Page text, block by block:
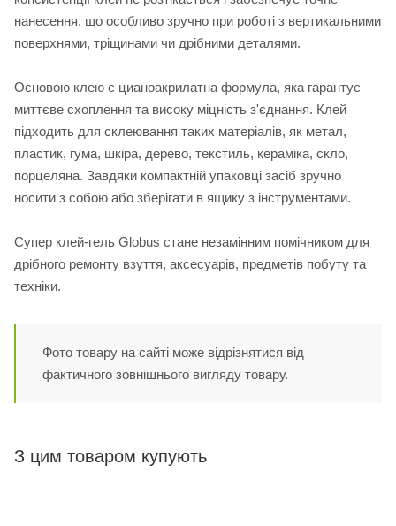
нанесення, що особливо зручно при роботі з вертикальними
поверхнями, тріщинами чи дрібними деталями.
Основою клею є цианоакрилатна формула, яка гарантує
миттєве схоплення та високу міцність з'єднання. Клей
підходить для склеювання таких матеріалів, як метал,
пластик, гума, шкіра, дерево, текстиль, кераміка, скло,
порцеляна. Завдяки компактній упаковці засіб зручно
носити з собою або зберігати в ящику з інструментами.
Супер клей-гель Globus стане незамінним помічником для
дрібного ремонту взуття, аксесуарів, предметів побуту та
техніки.
Фото товару на сайті може відрізнятися від
фактичного зовнішнього вигляду товару.
З цим товаром купують